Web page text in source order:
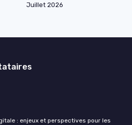
Juillet 2026
: enjeux et perspectives pour les